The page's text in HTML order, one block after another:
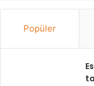
Popüler